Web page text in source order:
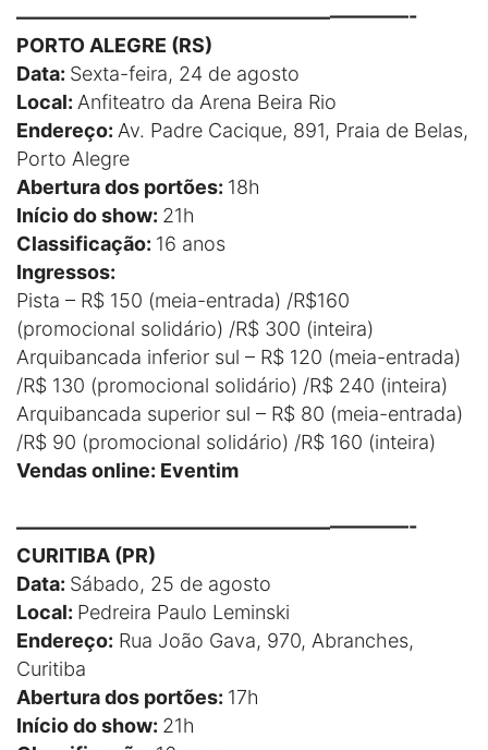
————————————————————-
PORTO ALEGRE (RS)
Data: Sexta-feira, 24 de agosto
Local: Anfiteatro da Arena Beira Rio
Endereço: Av. Padre Cacique, 891, Praia de Belas,
Porto Alegre
Abertura dos portões: 18h
Início do show: 21h
Classificação: 16 anos
Ingressos:
Pista – R$ 150 (meia-entrada) /R$160
(promocional solidário) /R$ 300 (inteira)
Arquibancada inferior sul – R$ 120 (meia-entrada)
/R$ 130 (promocional solidário) /R$ 240 (inteira)
Arquibancada superior sul – R$ 80 (meia-entrada)
/R$ 90 (promocional solidário) /R$ 160 (inteira)
Vendas online: Eventim
————————————————————-
CURITIBA (PR)
Data: Sábado, 25 de agosto
Local: Pedreira Paulo Leminski
Endereço: Rua João Gava, 970, Abranches,
Curitiba
Abertura dos portões: 17h
Início do show: 21h